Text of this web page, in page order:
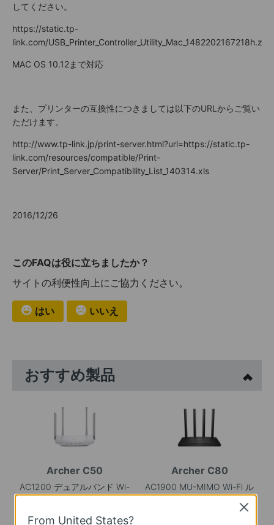
してください。
https://static.tp-
link.com/USB_Printer_Controller_Utility_Mac_1482202167218h.zip
MAC OS 10.12まで対応
また、プリンターの互換性につきましては以下のURLからご覧い
ただけます。
http://www.tp-link.jp/print-server.html?url=https://static.tp-
link.com/resources/compatible/Print-
Server/Print_Server_Compatibility_List_140314.xls
2016/12/26
このFAQは役に立ちましたか？
サイトの利便性向上にご協力ください。
はい いいえ
おすすめ製品
Archer C50
AC1200 デュアルバンド Wi-
Archer C80
AC1900 MU-MIMO Wi-Fi ル
From United States?
Close